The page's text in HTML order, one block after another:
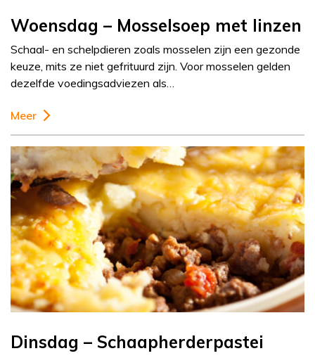
Woensdag – Mosselsoep met linzen
Schaal- en schelpdieren zoals mosselen zijn een gezonde
keuze, mits ze niet gefrituurd zijn. Voor mosselen gelden
dezelfde voedingsadviezen als…
Meer
Dinsdag – Schaapherderpastei